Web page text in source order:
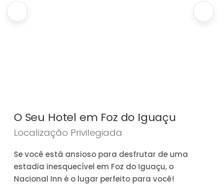
O Seu Hotel em Foz do Iguaçu
Localização Privilegiada
Se você está ansioso para desfrutar de uma
estadia inesquecível em Foz do Iguaçu, o
Nacional Inn é o lugar perfeito para você!